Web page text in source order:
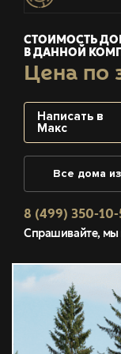
СТОИМОСТЬ
В ДАННОЙ
Цена по
Написать в
Макс
Все дома
8 (499) 350-10-
Спрашивайте, мы